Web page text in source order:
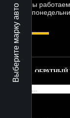
Выберите марку авто
Мы
с
ОБРАТНЫЙ